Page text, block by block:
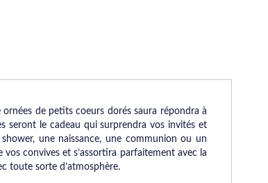
de petits coeurs dorés saura répondra à
seront le cadeau qui surprendra vos invités et
une naissance, une communion ou un
convives et s’assortira parfaitement avec la
toute sorte d’atmosphère.